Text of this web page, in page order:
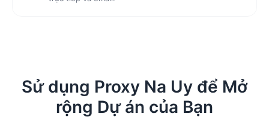
Sử dụng Proxy Na Uy để Mở
rộng Dự án của Bạn